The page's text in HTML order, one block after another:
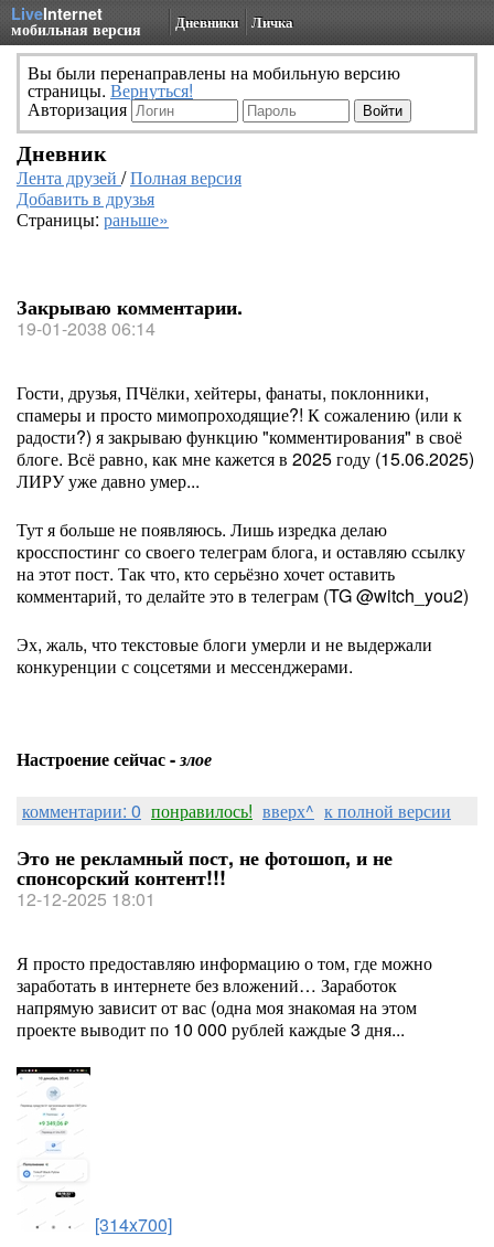
LiveInternet
мобильная версия Дневники Личка
Вы были перенаправлены на мобильную версию
страницы. Вернуться!
Авторизация
Дневник
Лента друзей /Полная версия
Добавить в друзья
Страницы: раньше»
Закрываю комментарии.
19-01-2038 06:14
Гости, друзья, ПЧёлки, хейтеры, фанаты, поклонники,
спамеры и просто мимопроходящие?! К сожалению (или к
радости?) я закрываю функцию "комментирования" в своё
блоге. Всё равно, как мне кажется в 2025 году (15.06.2025)
ЛИРУ уже давно умер...
Тут я больше не появляюсь. Лишь изредка делаю
кросспостинг со своего телеграм блога, и оставляю ссылку
на этот пост. Так что, кто серьёзно хочет оставить
комментарий, то делайте это в телеграм (TG @witch_you2)
Эх, жаль, что текстовые блоги умерли и не выдержали
конкуренции с соцсетями и мессенджерами.
Настроение сейчас -злое
комментарии: 0 понравилось! вверх^ к полной версии
Это не рекламный пост, не фотошоп, и не
спонсорский контент!!!
12-12-2025 18:01
Я просто предоставляю информацию о том, где можно
заработать в интернете без вложений… Заработок
напрямую зависит от вас (одна моя знакомая на этом
проекте выводит по 10 000 рублей каждые 3 дня...
[314x700]